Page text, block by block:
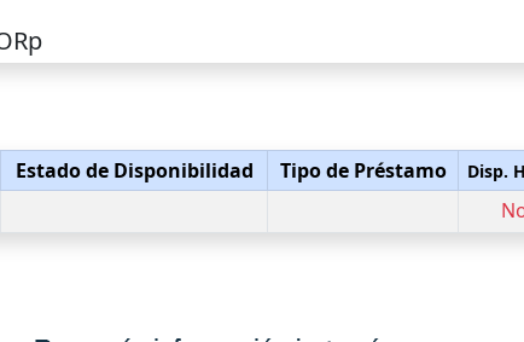
Estado de Disponibilidad Tipo de Préstamo Disp.